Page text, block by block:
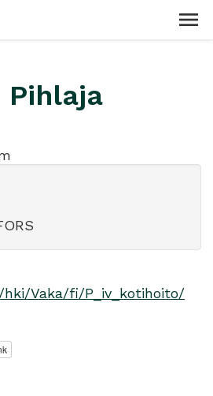
Pihlaja
Vaka/fi/P_iv_kotihoito/